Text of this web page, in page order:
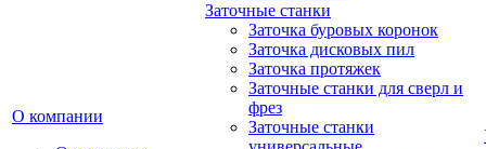
О компании
Заточные станки
Заточка буровых коронок
Заточка дисковых пил
Заточка протяжек
Заточные станки для сверл и
фрез
Заточные станки